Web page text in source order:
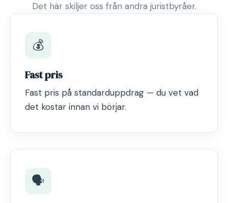
Det här skiljer oss från andra juristbyråer.
💰
Fast pris
Fast pris på standarduppdrag — du vet vad
det kostar innan vi börjar.
🗣️